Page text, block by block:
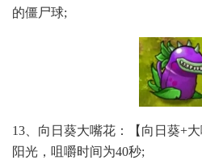
的僵尸球;
13、向日葵大嘴花：【向日葵+
阳光，咀嚼时间为40秒;